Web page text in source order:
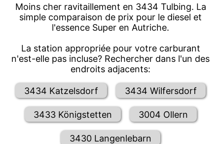
Moins cher ravitaillement en 3434 Tulbing. La
simple comparaison de prix pour le diesel et
l'essence Super en Autriche.
La station appropriée pour votre carburant
n'est-elle pas incluse? Rechercher dans l'un des
endroits adjacents:
3434 Katzelsdorf 3434 Wilfersdorf
3433 Königstetten 3004 Ollern
3430 Langenlebarn